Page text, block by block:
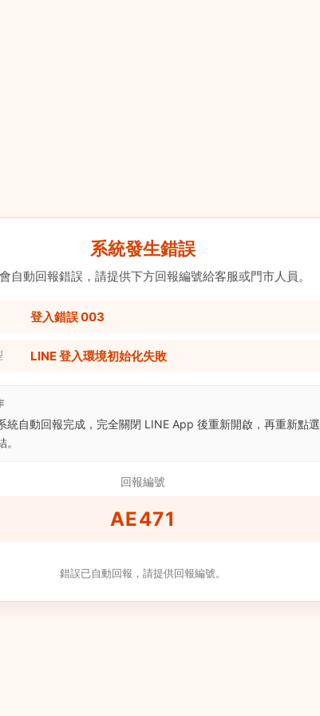
系統發生錯誤
自動回報錯誤，請提供下方回報編號給客服或門市人員。
登入錯誤 003
LINE 登入環境初始化失敗
統自動回報完成，完全關閉 LINE App 後重新開啟，再重新點選
回報編號
AE471
錯誤已自動回報，請提供回報編號。